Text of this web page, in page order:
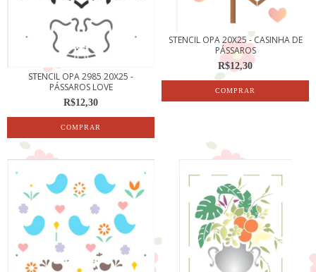
STENCIL OPA 2985 20X25 -
PÁSSAROS LOVE
R$12,30
STENCIL OPA 20X25 - CASINHA DE
PÁSSAROS
R$12,30